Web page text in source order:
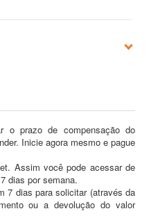
o prazo de compensação do
Inicie agora mesmo e pague
Assim você pode acessar de
dias por semana.
7 dias para solicitar (através da
ou a devolução do valor